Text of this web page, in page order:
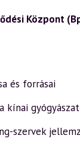
Központ
és forrásai
kínai
szervek